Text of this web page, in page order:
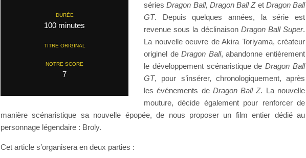
DURÉE
100 minutes
TITRE ORIGINAL
NOTRE SCORE
7
sériesDragon Ball, Dragon Ball Zet Dragon Ball
GT. Depuis quelques années, la série est
revenue sous la déclinaison Dragon Ball Super.
La nouvelle oeuvre de Akira Toriyama, créateur
originel deDragon Ball, abandonne entièrement
le développement scénaristique deDragon Ball
GT, pour s’insérer, chronologiquement, après
les événements de Dragon Ball Z. La nouvelle
mouture, décide également pour renforcer de
manière scénaristique sa nouvelle épopée, de nous proposer un film entier dédié au
personnage légendaire : Broly.
Cet article s’organisera en deux parties :